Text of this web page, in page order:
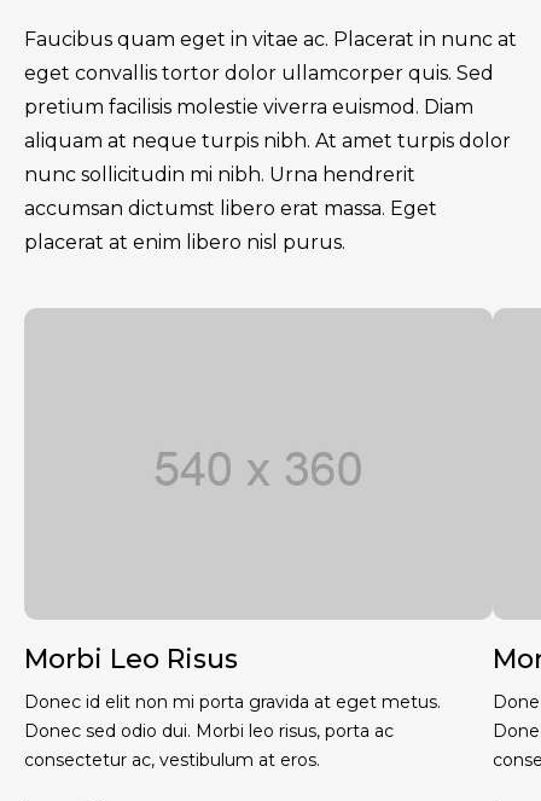
Faucibus quam eget in vitae ac. Placerat in nunc at
eget convallis tortor dolor ullamcorper quis. Sed
pretium facilisis molestie viverra euismod. Diam
aliquam at neque turpis nibh. At amet turpis dolor
nunc sollicitudin mi nibh. Urna hendrerit
accumsan dictumst libero erat massa. Eget
placerat at enim libero nisl purus.
Morbi Leo Risus
Donec id elit non mi porta gravida at eget metus.
Donec sed odio dui. Morbi leo risus, porta ac
consectetur ac, vestibulum at eros.